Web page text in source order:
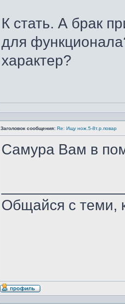
К стать. А брак
для
характер?
Заголовок сообщения: Re: Ищу нож.5-8т.р.повар
Самура Вам в
Общайся с теми,